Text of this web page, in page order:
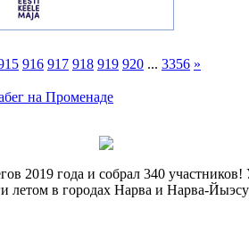
916 917 918 919 920 ... 3356 »
на Променаде
2019 года и собрал 340
летом в городах Нарва и Нарва-